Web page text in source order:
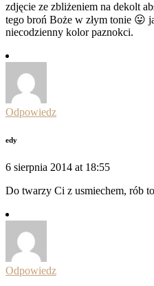
zdjęcie ze zbliżeniem na dekolt
tego broń Boże w złym tonie 😛
niecodzienny kolor paznokci.
Odpowiedz
edy
6 sierpnia 2014 at 18:55
Do twarzy Ci z usmiechem, rób
Odpowiedz